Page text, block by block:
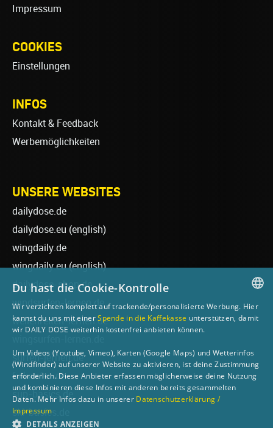
Impressum
COOKIES
Einstellungen
INFOS
Kontakt & Feedback
Werbemöglichkeiten
UNSERE WEBSITES
dailydose.de
dailydose.eu (english)
wingdaily.de
wingdaily.eu(english)
dailydose-shop.de
windsurfen-lernen.de
wellenreiten-lernen.de
surfen-lernen.de
foilsurfen.de
sup-basics.de
ski-basics.de
GERMAN
Du hast die Cookie-Kontrolle
Wir verzichten komplett auf trackende/personalisierte Werbung. Hier
kannst du uns mit einerSpende in die Kaffekasse unterstützen, damit
wir DAILY DOSE weiterhin kostenfrei anbieten können.
Um Videos (Youtube, Vimeo), Karten (Google Maps) und Wetterinfos
(Windfinder) auf unserer Website zu aktivieren, ist deine Zustimmung
erforderlich. Diese Anbieter erfassen möglicherweise deine Nutzung
und kombinieren diese Infos mit anderen bereits gesammelten
Daten. Mehr Infos dazu in unserer Datenschutzerklärung /
Impressum
DETAILS ANZEIGEN